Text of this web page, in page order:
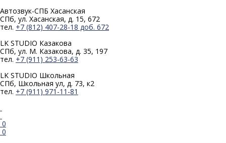
Автозвук-СПБ Хасанская
СПб, ул. Хасанская, д. 15, 672
тел. +7 (812) 407-28-18 доб. 672
LK STUDIO Казакова
СПб, ул. М. Казакова, д. 35, 197
тел. +7 (911) 253-63-63
LK STUDIO Школьная
СПб, Школьная ул, д. 73, к2
тел. +7 (911) 971-11-81
0
0